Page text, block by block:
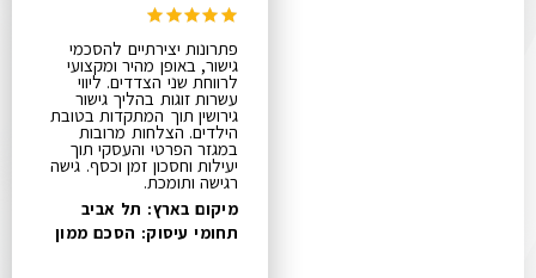
פתרונות יצירתיים להסכמי
גישור, באופן מהיר ומקצועי
לרווחת שני הצדדים​. ליווי
עשרות זוגות בהליך גישור
גירושין תוך המתקדות בטובת
הילדים. הצלחות מרובות
במגזר הפרטי והעסקי תוך
יעילות וחסכון זמן וכסף. גישה
רגישה ותומכת.
מיקום בארץ: תל אביב
תחומי עיסוק: הסכם ממון